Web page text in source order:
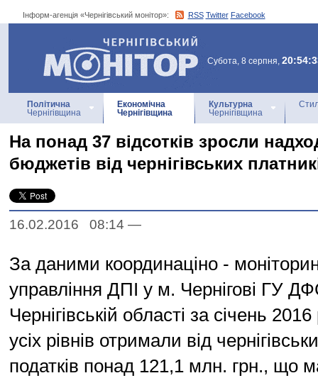
Інформ-агенція «Чернігівський монітор»: RSS Twitter Facebook
Інформ-агенція
«Чернігівський монітор»
Субота, 8 серпня,
Політична
Чернігівщина
Економічна
Чернігівщина
Культурна
Чернігівщина
На понад 37 відсотків зросли
бюджетів від чернігівських
16.02.2016 08:14 —
За даними координаціно -
управління ДПІ у м. Чернігові ГУ
Чернігівській області за січень
усіх рівнів отримали від
податків понад 121,1 млн. грн., що